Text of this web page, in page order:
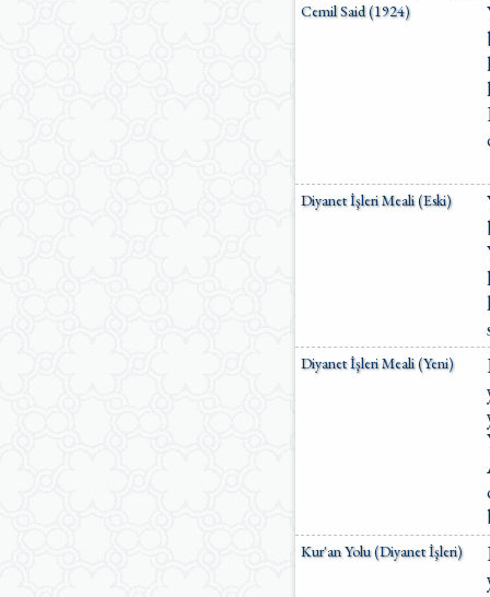
Cemil Said (1924)
Diyanet İşleri Meali (Eski)
Diyanet İşleri Meali (Yeni)
Kur'an Yolu (Diyanet İşleri)